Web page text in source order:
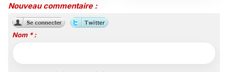
Nouveau commentaire :
Nom * :